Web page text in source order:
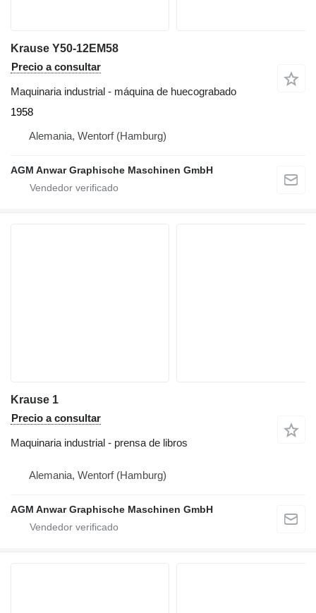
Krause Y50-12EM58
Precio a consultar
Maquinaria industrial - máquina de huecograbado
1958
Alemania, Wentorf (Hamburg)
AGM Anwar Graphische Maschinen GmbH
Krause 1
Precio a consultar
Maquinaria industrial - prensa de libros
Alemania, Wentorf (Hamburg)
AGM Anwar Graphische Maschinen GmbH